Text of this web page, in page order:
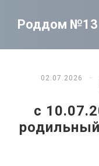
Роддом №13
02.07.2026 ·
c